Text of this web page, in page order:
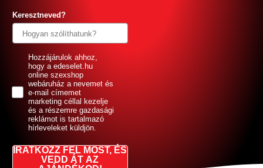
Keresztneved?
GDPRHozzájárulok ahhoz,
hogy a edeselet.hu
online szexshop
webáruház a nevemet és
e-mail címemet
marketing céllal kezelje
és a részemre gazdasági
reklámot is tartalmazó
hírleveleket küldjön.
IRATKOZZ FEL MOST, ÉS
VEDD ÁT AZ